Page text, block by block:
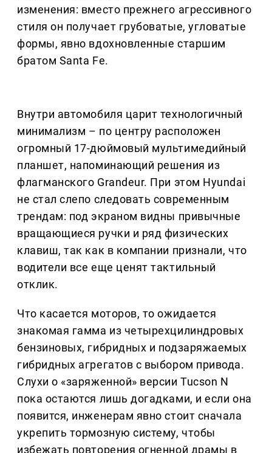
изменения: вместо прежнего агрессивного
стиля он получает грубоватые, угловатые
формы, явно вдохновленные старшим
братом Santa Fe.
Внутри автомобиля царит технологичный
минимализм – по центру расположен
огромный 17-дюймовый мультимедийный
планшет, напоминающий решения из
флагманского Grandeur. При этом Hyundai
не стал слепо следовать современным
трендам: под экраном видны привычные
вращающиеся ручки и ряд физических
клавиш, так как в компании признали, что
водители все еще ценят тактильный
отклик.
Что касается моторов, то ожидается
знакомая гамма из четырехцилиндровых
бензиновых, гибридных и подзаряжаемых
гибридных агрегатов с выбором привода.
Слухи о «заряженной» версии Tucson N
пока остаются лишь догадками, и если она
появится, инженерам явно стоит сначала
укрепить тормозную систему, чтобы
избежать повторения огненной драмы в